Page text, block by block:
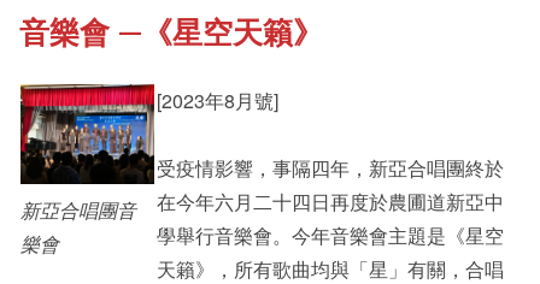
新亞影集
影片庫
Student Development
Staff Engagement
音樂會 —《星空天籟》
新亞合唱團音
樂會
[2023年8月號]
受疫情影響，事隔四年，新亞合唱團終於
在今年六月二十四日再度於農圃道新亞中
學舉行音樂會。今年音樂會主題是《星空
天籟》，所有歌曲均與「星」有關，合唱